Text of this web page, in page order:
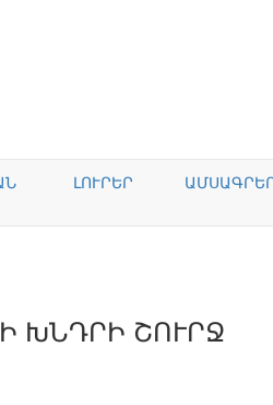
ԼՈՒՐԵՐ
ԽՆԴՐԻ ՇՈՒՐՋ